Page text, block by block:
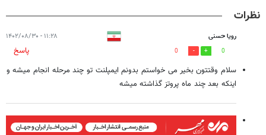
نظرات
رویا حسنی ۱۱:۲۸ - ۱۴۰۲/۰۸/۳۰
0
0
پاسخ
سلام وقتتون بخیر می خواستم بدونم ایمپلنت تو چند مرحله انجام میشه و
اینکه بعد چند ماه پروتز گذاشته میشه